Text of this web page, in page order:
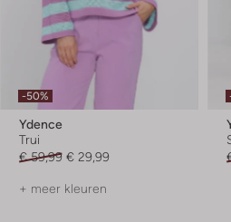
-50%
Ydence
Trui
€ 59,99 € 29,99
+ meer kleuren